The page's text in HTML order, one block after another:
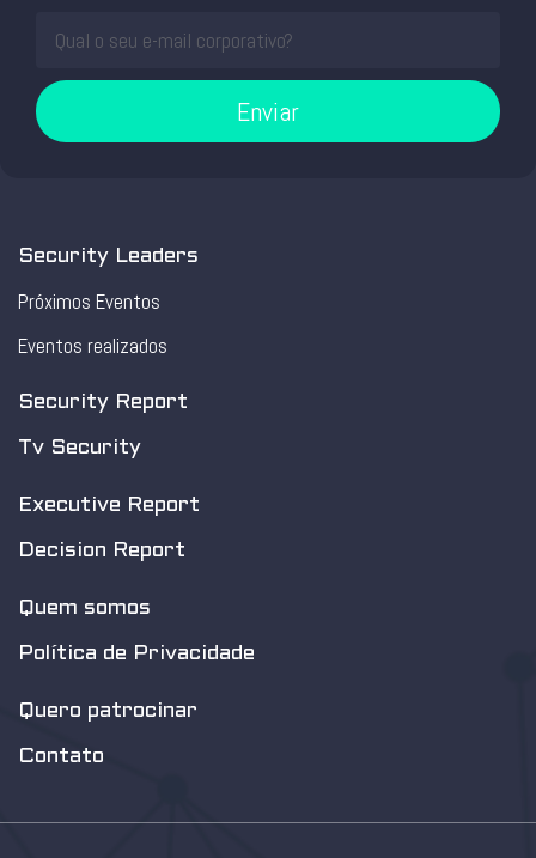
Enviar
Security Leaders
Próximos Eventos
Eventos realizados
Security Report
Tv Security
Executive Report
Decision Report
Quem somos
Política de Privacidade
Quero patrocinar
Contato